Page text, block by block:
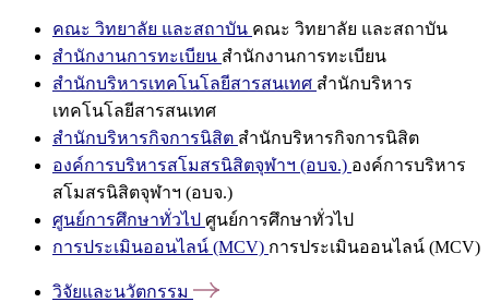
คณะ วิทยาลัย และสถาบัน คณะ วิทยาลัย และสถาบัน
สำนักงานการทะเบียน สำนักงานการทะเบียน
สำนักบริหารเทคโนโลยีสารสนเทศ สำนักบริหาร
เทคโนโลยีสารสนเทศ
สำนักบริหารกิจการนิสิต สำนักบริหารกิจการนิสิต
องค์การบริหารสโมสรนิสิตจุฬาฯ (อบจ.) องค์การบริหาร
สโมสรนิสิตจุฬาฯ (อบจ.)
ศูนย์การศึกษาทั่วไป ศูนย์การศึกษาทั่วไป
การประเมินออนไลน์ (MCV) การประเมินออนไลน์ (MCV)
วิจัยและนวัตกรรม